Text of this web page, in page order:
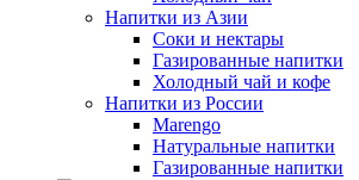
Напитки из Азии
Соки и нектары
Газированные напитки
Холодный чай и кофе
Напитки из России
Marengo
Натуральные напитки
Газированные напитки